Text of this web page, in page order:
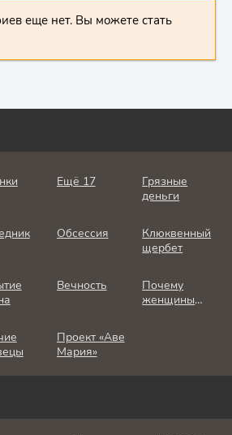
еще нет. Вы можете стать
Ещё 17
Грязные
деньги
Обсессия
Клюквенный
щербет
Вечность
Почему
женщины
Проект «Аве
Мария»